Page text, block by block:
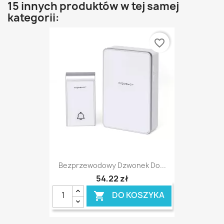
15 innych produktów w tej samej
kategorii:
Bezprzewodowy Dzwonek Do...
54,22 zł
 DO KOSZYKA
favorite_border